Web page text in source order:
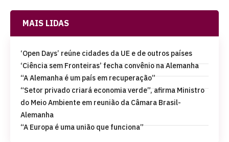
MAIS LIDAS
‘Open Days’ reúne cidades da UE e de outros países
‘Ciência sem Fronteiras’ fecha convênio na Alemanha
“A Alemanha é um país em recuperação”
“Setor privado criará economia verde”, afirma Ministro
do Meio Ambiente em reunião da Câmara Brasil-
Alemanha
“A Europa é uma união que funciona”